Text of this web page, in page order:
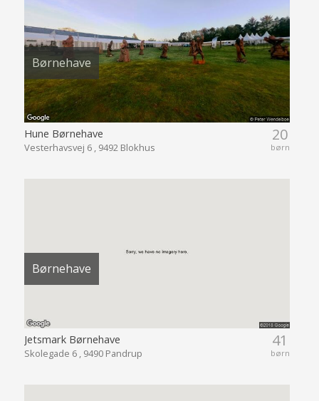
Børnehave
20
børn
Hune Børnehave
Vesterhavsvej 6 , 9492 Blokhus
Børnehave
41
børn
Jetsmark Børnehave
Skolegade 6 , 9490 Pandrup